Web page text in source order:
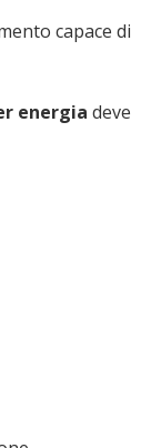
capace di
energia deve